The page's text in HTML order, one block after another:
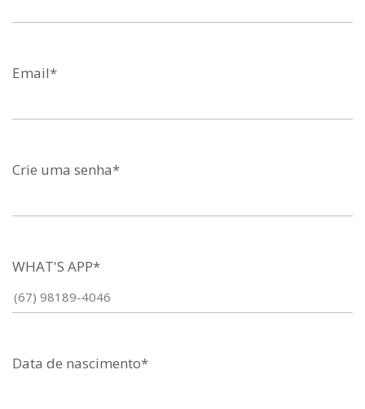
Email*
Crie uma senha*
WHAT'S APP*
Data de nascimento*